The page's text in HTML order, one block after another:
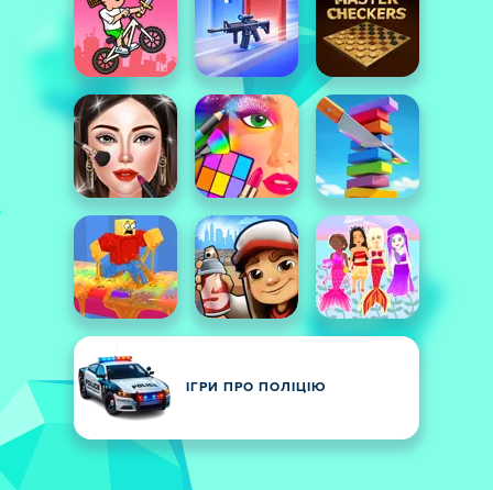
ІГРИ ПРО ПОЛІЦІЮ